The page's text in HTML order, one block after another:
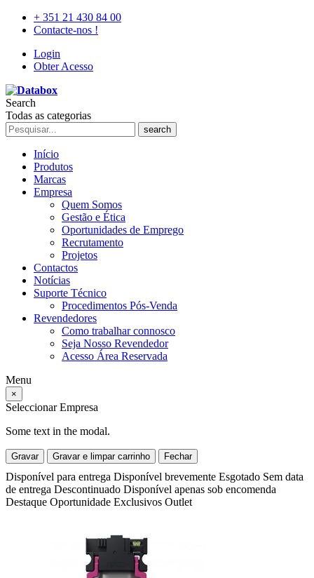
+ 351 21 430 84 00
Contacte-nos !
Login
Obter Acesso
Search
Todas as categorias
search
Início
Produtos
Marcas
Empresa
Quem Somos
Gestão e Ética
Oportunidades de Emprego
Recrutamento
Projetos
Contactos
Notícias
Suporte Técnico
Procedimentos Pós-Venda
Revendedores
Como trabalhar connosco
Seja Nosso Revendedor
Acesso Área Reservada
Menu
×
Seleccionar Empresa
Some text in the modal.
Gravar Gravar e limpar carrinho Fechar
Disponível para entrega Disponível brevemente Esgotado Sem data
de entrega Descontinuado Disponível apenas sob encomenda
Destaque Oportunidade Exclusivos Outlet